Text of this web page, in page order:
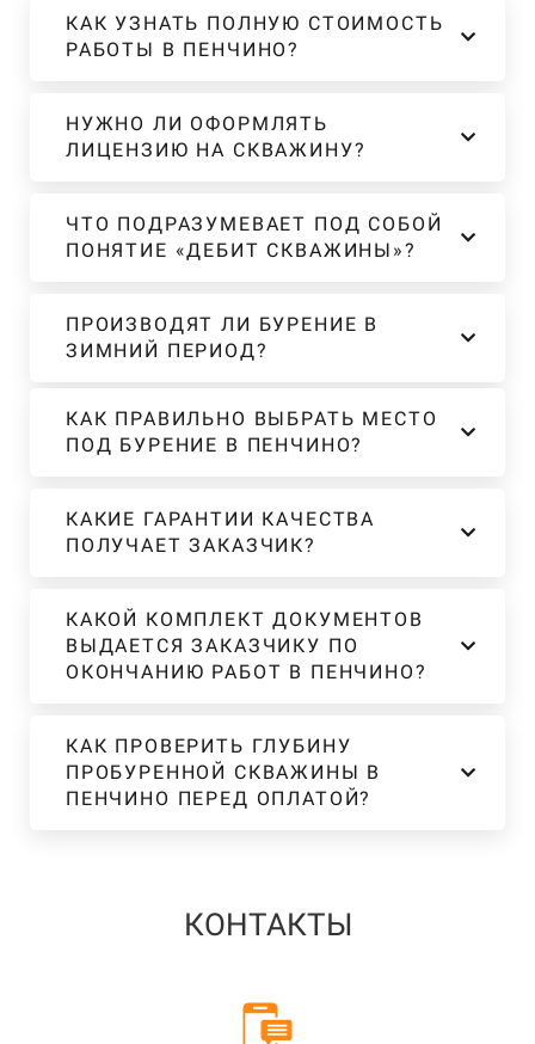
КАК УЗНАТЬ ПОЛНУЮ СТОИМОСТЬ
РАБОТЫ В ПЕНЧИНО?
НУЖНО ЛИ ОФОРМЛЯТЬ
ЛИЦЕНЗИЮ НА СКВАЖИНУ?
ЧТО ПОДРАЗУМЕВАЕТ ПОД СОБОЙ
ПОНЯТИЕ «ДЕБИТ СКВАЖИНЫ»?
ПРОИЗВОДЯТ ЛИ БУРЕНИЕ В
ЗИМНИЙ ПЕРИОД?
КАК ПРАВИЛЬНО ВЫБРАТЬ МЕСТО
ПОД БУРЕНИЕ В ПЕНЧИНО?
КАКИЕ ГАРАНТИИ КАЧЕСТВА
ПОЛУЧАЕТ ЗАКАЗЧИК?
КАКОЙ КОМПЛЕКТ ДОКУМЕНТОВ
ВЫДАЕТСЯ ЗАКАЗЧИКУ ПО
ОКОНЧАНИЮ РАБОТ В ПЕНЧИНО?
КАК ПРОВЕРИТЬ ГЛУБИНУ
ПРОБУРЕННОЙ СКВАЖИНЫ В
ПЕНЧИНО ПЕРЕД ОПЛАТОЙ?
КОНТАКТЫ